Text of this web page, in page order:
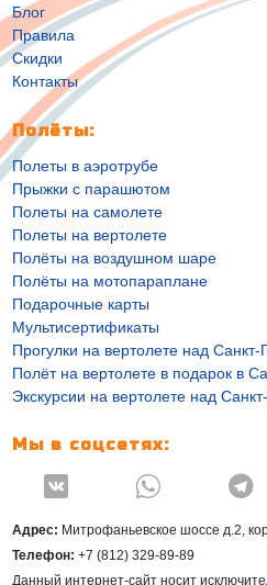
Блог
Правила
Скидки
Контакты
Полёты:
Полеты в аэротрубе
Прыжки с парашютом
Полеты на самолете
Полеты на вертолете
Полёты на воздушном шаре
Полёты на мотопараплане
Подарочные карты
Мультисертификаты
Прогулки на вертолете над Санкт-
Полёт на вертолете в подарок в
Экскурсии на вертолете над
Мы в соцсетях:
  
Адрес: Митрофаньевское шоссе д.2,
Телефон: +7 (812) 329-89-89
Данный интернет-сайт носит